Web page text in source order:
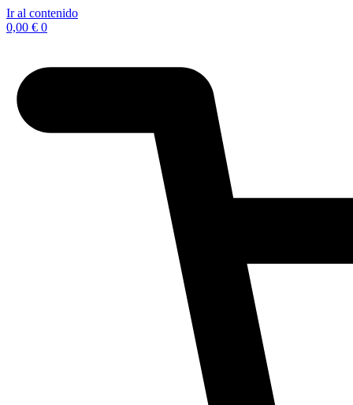
Ir al contenido
0,00 € 0